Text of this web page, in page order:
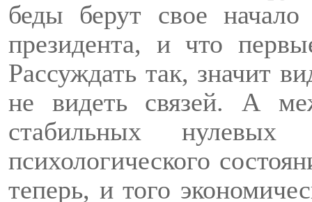
беды берут свое
президента, и что
Рассуждать так, значит
не видеть связей. А
стабильных
психологического
теперь, и того